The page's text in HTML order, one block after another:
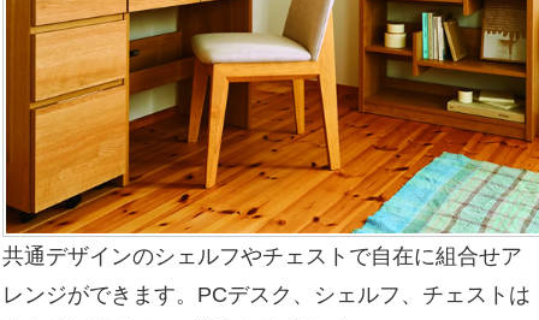
共通デザインのシェルフやチェストで自在に組合せア
レンジができます。PCデスク、シェルフ、チェストは